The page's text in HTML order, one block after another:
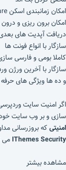
امکان زمانبندی اسکن Malware
امکان برون ریزی و
دریافت آپدیت های
سازگار با انواع فونت ها
کاملا بومی و فارسی
سازگار با آخرین ورژن
و ده ها ویژگی های
اگر امنیت سایت
سازی و بر وب سایت خود
امنیتیکه بروزرسانی
IThemes Security می
مشاهده بیشتر